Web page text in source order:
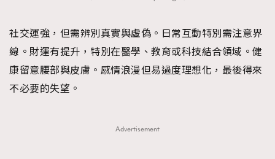
社交運強，但需辨別真實與虛偽。日常互動特別需注意界
線。財運有提升，特別在醫學、教育或科技結合領域。健
康留意腰部與皮膚。感情浪漫但易過度理想化，最後得來
不必要的失望。
Advertisement